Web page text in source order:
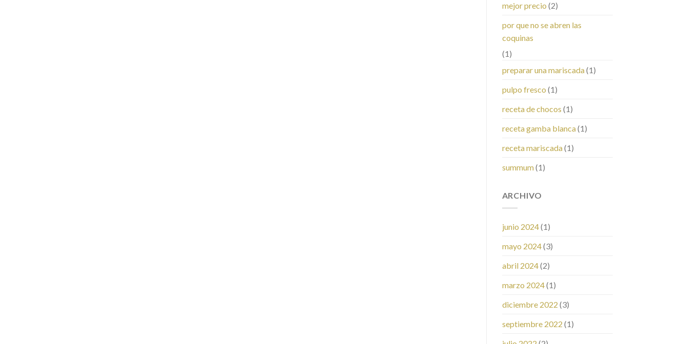
mejor precio (2)
por que no se abren las
coquinas
(1)
preparar una mariscada(1)
pulpo fresco (1)
receta de chocos (1)
receta gamba blanca(1)
receta mariscada(1)
summum(1)
ARCHIVO
junio 2024(1)
mayo 2024(3)
abril 2024(2)
marzo 2024(1)
diciembre 2022 (3)
septiembre 2022 (1)